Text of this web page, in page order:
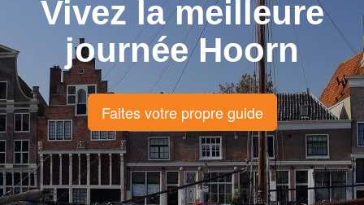
Vivez la meilleure
journée Hoorn
Faites votre propre guide